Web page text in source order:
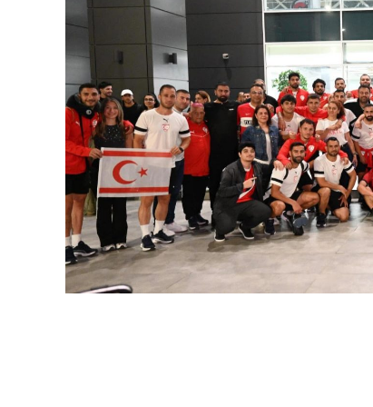
yatırımdır. Yapılacak her bağış,
çocuklarımızın ve gençlerimizin
vatandaşlarımızı, iş
Mesleki Eğitim Merkezi projesine
Birçok Meslek Dalında
Tamamlanmasının ardından
kaynakçılık, tesisatçılık, robotik
gibi birçok alanda mesleki eğitim
altyapısına önemli katkılar
hedefleniyor.